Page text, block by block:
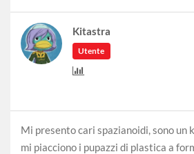
Kitastra
Utente
Mi presento cari spazianoidi, sono un
mi piacciono i pupazzi di plastica a